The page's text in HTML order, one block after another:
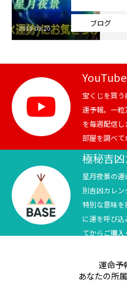
お知らせ
芸能界
テニス
スポーツ
競馬
テニス四大大会・五輪
テニス四大大会・五輪
ブログ
2019.03.20
宝くじを買
運予報。一粒
を毎週配信
部屋を調べて
極秘吉
星月夜景の
別吉凶カレン
特別な意味
に運を呼び
てからご購入
運命予
あなたの所